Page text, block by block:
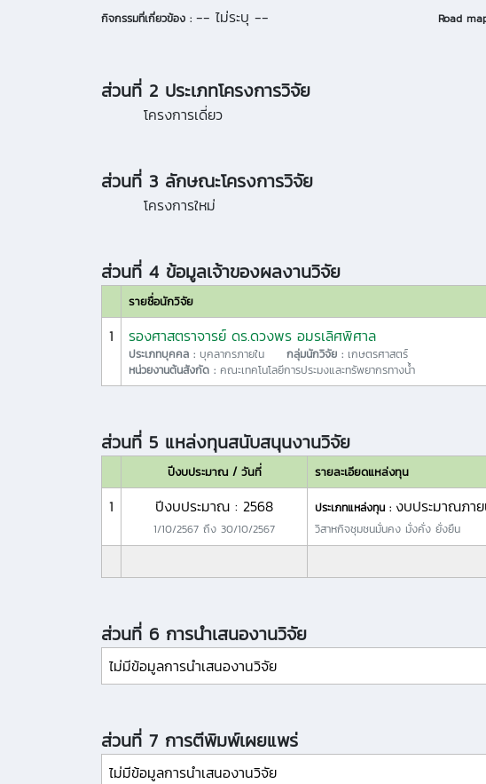
กิจกรรมที่เกี่ยวข้อง : -- ไม่ระบุ -- Road
ส่วนที่ 2 ประเภทโครงการวิจัย
โครงการเดี่ยว
ส่วนที่ 3 ลักษณะโครงการวิจัย
โครงการใหม่
ส่วนที่ 4 ข้อมูลเจ้าของผลงานวิจัย
รายชื่อนักวิจัย
1 รองศาสตราจารย์ ดร.ดวงพร อมรเลิศพิศาล
ประเภทบุคคล : บุคลากรภายใน กลุ่มนักวิจัย : เกษตรศาสตร์
หน่วยงานต้นสังกัด : คณะเทคโนโลยีการประมงและทรัพยากรทางน้ำ
ส่วนที่ 5 แหล่งทุนสนับสนุนงานวิจัย
ปีงบประมาณ / วันที่ รายละเอียดแหล่งทุน
1 ปีงบประมาณ : 2568
1/10/2567 ถึง 30/10/2567
ประเภทแหล่งทุน : งบประมาณภา
วิสาหกิจชุมชนมั่นคง มั่งคั่ง ยั่งยืน
ส่วนที่ 6 การนำเสนองานวิจัย
ไม่มีข้อมูลการนำเสนองานวิจัย
ส่วนที่ 7 การตีพิมพ์เผยแพร่
ไม่มีข้อมูลการนำเสนองานวิจัย